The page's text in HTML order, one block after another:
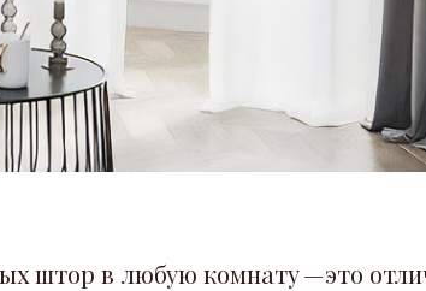
штор в любую комнату — это